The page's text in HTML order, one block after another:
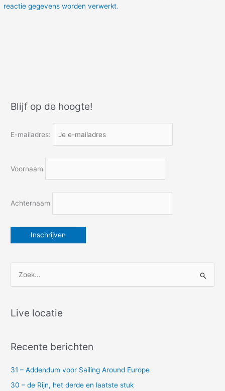
reactie gegevens worden verwerkt.
Blijf op de hoogte!
E-mailadres:
Voornaam
Achternaam
k
a
Live locatie
Recente berichten
31 – Addendum voor Sailing Around Europe
30 – de Rijn, het derde en laatste stuk